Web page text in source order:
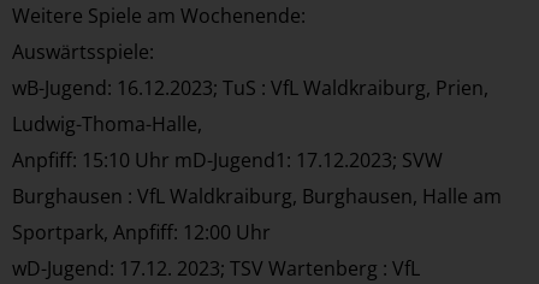
Weitere Spiele am Wochenende:
Auswärtsspiele:
wB-Jugend: 16.12.2023; TuS : VfL Waldkraiburg, Prien,
Ludwig-Thoma-Halle,
Anpfiff: 15:10 Uhr mD-Jugend1: 17.12.2023; SVW
Burghausen : VfL Waldkraiburg, Burghausen, Halle am
Sportpark, Anpfiff: 12:00 Uhr
wD-Jugend: 17.12. 2023; TSV Wartenberg : VfL